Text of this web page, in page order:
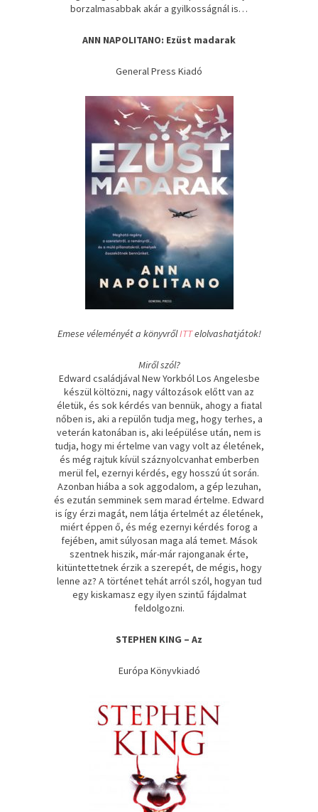
borzalmasabbak akár a gyilkosságnál is…
ANN NAPOLITANO: Ezüst madarak
General Press Kiadó
Emese véleményét a könyvrőlITTelolvashatjátok!
Miről szól?
Edward családjával New Yorkból Los Angelesbe
készül költözni, nagy változások előtt van az
életük, és sok kérdés van bennük, ahogy a fiatal
nőben is, aki a repülőn tudja meg, hogy terhes, a
veterán katonában is, aki leépülése után, nem is
tudja, hogy mi értelme van vagy volt az életének,
és még rajtuk kívül száznyolcvanhat emberben
merül fel, ezernyi kérdés, egy hosszú út során.
Azonban hiába a sok aggodalom, a gép lezuhan,
és ezután semminek sem marad értelme. Edward
is így érzi magát, nem látja értelmét az életének,
miért éppen ő, és még ezernyi kérdés forog a
fejében, amit súlyosan maga alá temet. Mások
szentnek hiszik, már-már rajonganak érte,
kitüntettetnek érzik a szerepét, de mégis, hogy
lenne az? A történet tehát arról szól, hogyan tud
egy kiskamasz egy ilyen szintű fájdalmat
feldolgozni.
STEPHEN KING – Az
Európa Könyvkiadó